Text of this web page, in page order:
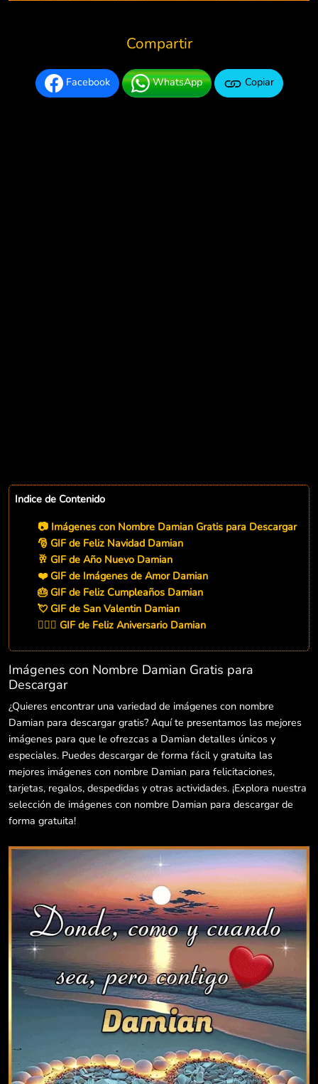
Compartir
Facebook WhatsApp Copiar
Indice de Contenido
📷 Imágenes con Nombre Damian Gratis para Descargar
🎅 GIF de Feliz Navidad Damian
🥂 GIF de Año Nuevo Damian
❤️ GIF de Imágenes de Amor Damian
🎂 GIF de Feliz Cumpleaños Damian
💘 GIF de San Valentin Damian
👨‍❤️‍👨 GIF de Feliz Aniversario Damian
Imágenes con Nombre Damian Gratis para
Descargar
¿Quieres encontrar una variedad de imágenes con nombre
Damian para descargar gratis? Aquí te presentamos las mejores
imágenes para que le ofrezcas a Damian detalles únicos y
especiales. Puedes descargar de forma fácil y gratuita las
mejores imágenes con nombre Damian para felicitaciones,
tarjetas, regalos, despedidas y otras actividades. ¡Explora nuestra
selección de imágenes con nombre Damian para descargar de
forma gratuita!